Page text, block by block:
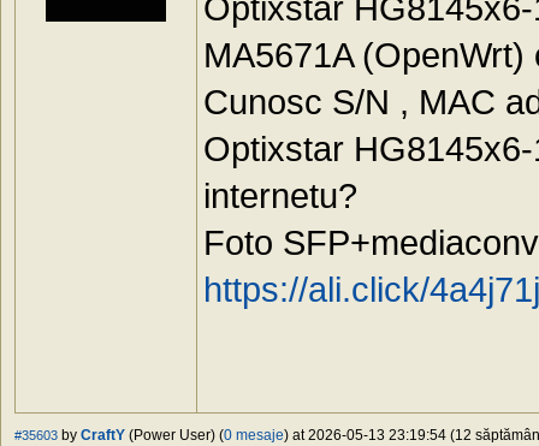
Optixstar
MA5671A
Cunosc S/N , MAC
Optixstar
internetu?
Foto
https://ali.click/4a4j71j
#35603 by CraftY (Power User) (0 mesaje) at 2026-05-13 23:19:54 (12